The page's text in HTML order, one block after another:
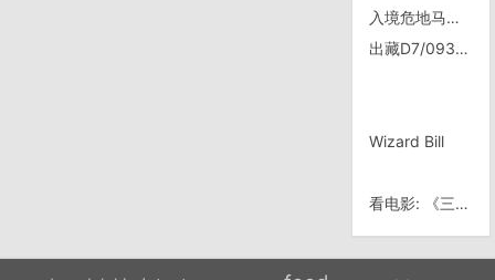
入境危地马拉
出藏D7/0930: D7, 朗县——洞嘎——搭车到八一
Wizard Bill
看电影: 《三个傻瓜》中的穿帮